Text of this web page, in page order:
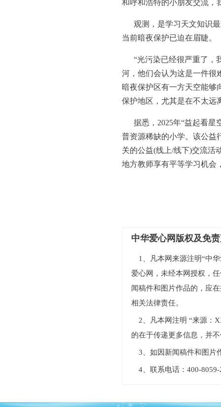
和呼和浩特的小朋友交流，
观测，是学习天文知识
当前暗夜保护已迫在眉睫。
“光污染已经很严重了，
河，他们会认为这是一件很
暗夜保护区有一方天空能够
保护地区，尤其是在不太远
据悉，2025年“益起看星
普资源稀缺的小学。该公益
关的公益(线上/线下)交流活
地方教师享有平等学习机会
中华爱心网版权及免
1、凡本网来源注明“中
爱心网，未经本网授权，
闻稿件和图片作品的，应
相关法律责任。
2、凡本网注明 “来源：
的在于传递更多信息，并
3、如因新闻稿件和图片
4、联系电话：400-